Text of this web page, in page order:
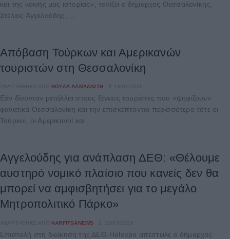
και της κοινής μας ιστορίας», τονίζει ο δήμαρχος Θεσσαλονίκης,
Στέλιος Αγγελούδης, ...
Απόβαση Τούρκων και Αμερικανών
τουριστών στη Θεσσαλονίκη
ΒΟΎΛΑ ΑΛΜΑΛΙΏΤΗ
Εάν δίνονταν μετάλλια στους ξένους τουρίστες που «ψηφίζουν»
φανατικά Θεσσαλονίκη και την επισκέπτονται περισσότερο τότε οι
Τούρκοι, οι Αμερικανοί και ...
Αγγελούδης για ανάπλαση ΔΕΘ: «Θέλουμε
αυστηρό νομικό πλαίσιο που κανείς δεν θα
μπορεί να αμφισβητήσει για το μεγάλο
Μητροπολιτικό Πάρκο»
ΑΝΑΡΤΉΘΗΚΕ ΑΠΌ KARFITSANEWS
Επιστολή στη διοίκηση της ΔΕΘ-Helexpo απέστειλε ο δήμαρχος